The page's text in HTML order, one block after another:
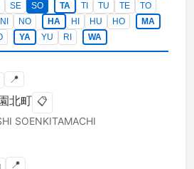
SE SO TA TI TU TE
TO
NI NO HA HI HU HO
MA
YA YU RI WA
📍
北町 📋
SOENKITAMACHI
📍